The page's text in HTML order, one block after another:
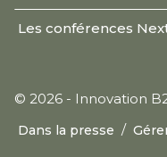
Les conférences
© 2026 - Innovation
Dans la presse /